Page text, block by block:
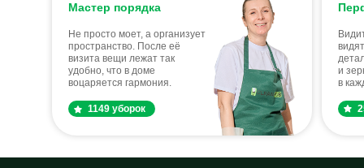
и
в
Не просто моет, а организует
пространство. После её
визита вещи лежат так
удобно, что в доме
воцаряется гармония.
Мастер порядка
1149 уборок